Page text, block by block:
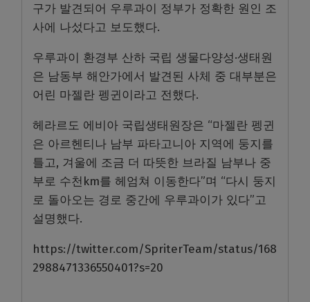
구가 발견되어 우루과이 정부가 정확한 원인 조
사에 나섰다고 보도했다.
우루과이 환경부 산하 국립 생물다양성·생태원
은 남동부 해안가에서 발견된 사체 중 대부분은
어린 마젤란 펭귄이라고 전했다.
헤라르도 에비아 국립생태원장은 “마젤란 펭귄
은 아르헨티나 남부 파타고니아 지역에 둥지를
틀고, 겨울에 조금 더 따뜻한 브라질 남부나 중
부로 수천km를 헤엄쳐 이동한다”며 “다시 둥지
로 돌아오는 경로 중간에 우루과이가 있다”고
설명했다.
https://twitter.com/SpriterTeam/status/168
2988471336550401?s=20